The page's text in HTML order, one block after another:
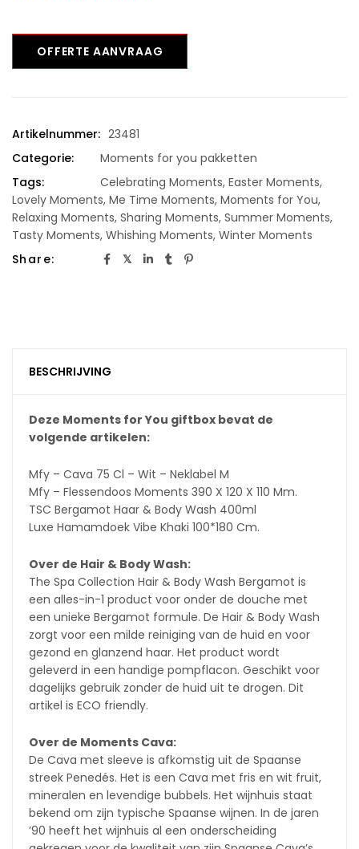
OFFERTE AANVRAAG
Artikelnummer: 23481
Categorie:
Moments for you pakketten
Tags:
Celebrating Moments, Easter Moments,
Lovely Moments, Me Time Moments, Moments for You,
Relaxing Moments, Sharing Moments, Summer Moments,
Tasty Moments, Whishing Moments, Winter Moments
Share:
BESCHRIJVING
Deze Moments for You giftbox bevat de
volgende artikelen:
Mfy – Cava 75 Cl – Wit – Neklabel M
Mfy – Flessendoos Moments 390 X 120 X 110 Mm.
TSC Bergamot Haar & Body Wash 400ml
Luxe Hamamdoek Vibe Khaki 100*180 Cm.
Over de Hair & Body Wash:
The Spa Collection Hair & Body Wash Bergamot is
een alles-in-1 product voor onder de douche met
een unieke Bergamot formule. De Hair & Body Wash
zorgt voor een milde reiniging van de huid en voor
gezond en glanzend haar. Het product wordt
geleverd in een handige pompflacon. Geschikt voor
dagelijks gebruik zonder de huid uit te drogen. Dit
artikel is ECO friendly.
Over de Moments Cava:
De Cava met sleeve is afkomstig uit de Spaanse
streek Penedés. Het is een Cava met fris en wit fruit,
mineralen en levendige bubbels. Het wijnhuis staat
bekend om zijn typische Spaanse wijnen. In de jaren
’90 heeft het wijnhuis al een onderscheiding